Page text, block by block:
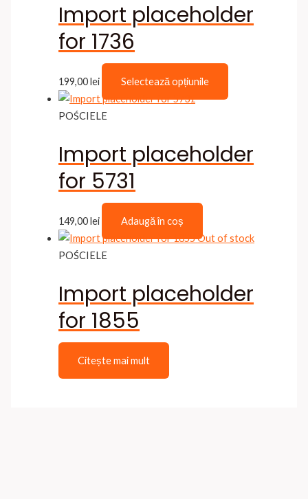
Import placeholder
for 1736
199,00lei Selectează opțiunile
produs
multe
variații.
alese
produsului.
POŚCIELE
Import placeholder
for 5731
149,00lei
Adaugă în coș
Out of stock
POŚCIELE
Import placeholder
for 1855
Citește mai mult